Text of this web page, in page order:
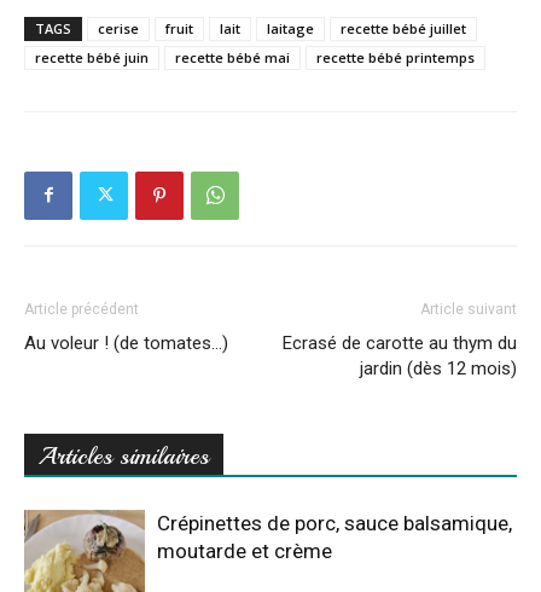
TAGS cerise fruit lait laitage
recette bébé juillet
recette bébé juin
recette bébé mai recette bébé printemps
Article précédent
Au voleur ! (de tomates…)
Article suivant
Ecrasé de carotte au thym du
jardin (dès 12 mois)
Articles similaires
Crépinettes de porc, sauce balsamique,
moutarde et crème